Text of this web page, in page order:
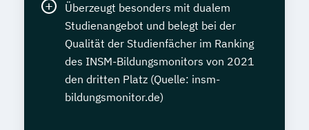
Überzeugt besonders mit dualem
Studienangebot und belegt bei der
Qualität der Studienfächer im Ranking
des INSM-Bildungsmonitors von 2021
den dritten Platz (Quelle: insm-
bildungsmonitor.de)